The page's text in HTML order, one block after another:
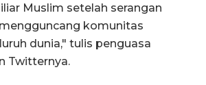
Muslim setelah serangan
komunitas
dunia," tulis penguasa
Twitternya.